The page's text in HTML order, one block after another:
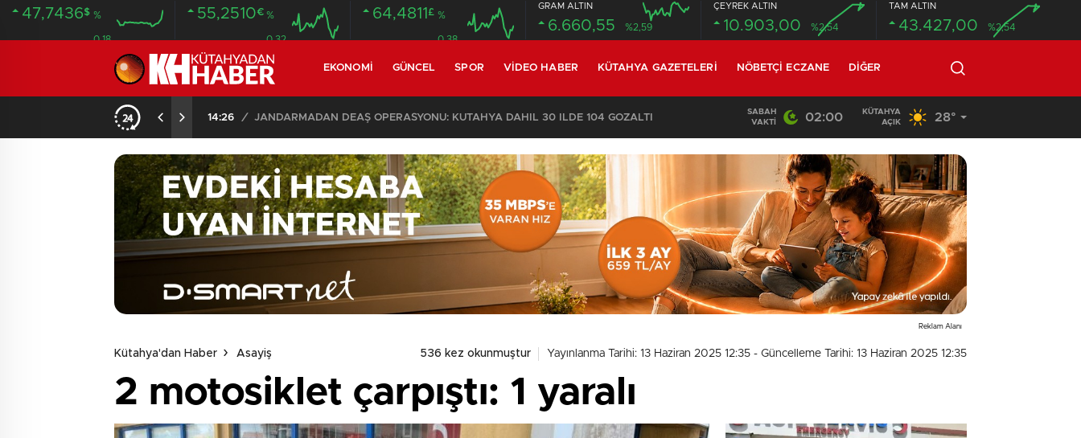
47,7436$ %
0.18
55,2510€ %
0.32
64,4811 £ %
0.38
GRAM ALTIN
6.660,55 %2,59
ÇEYREK ALTIN
10.903,00 %2,54
TAM ALTIN
43.427,00 %2,54
EKONOMI GÜNCEL SPOR VIDEO HABER KÜTAHYA GAZETELERI NÖBETÇI ECZANE DIĞER
14:26 / JANDARMADAN DEAŞ OPERASYONU: KÜTAHYA DAHİL 30 İLDE 104 GÖZALTI 02:03 /
SABAH
VAKTI
02:00
KÜTAHYA
AÇIK
28°
Reklam Alanı
Kütahya'dan Haber Asayiş 536 kez okunmuştur Yayınlanma Tarihi: 13 Haziran 2025 12:35 - Güncelleme Tarihi: 13 Haziran 2025 12:35
2 motosiklet çarpıştı: 1 yaralı